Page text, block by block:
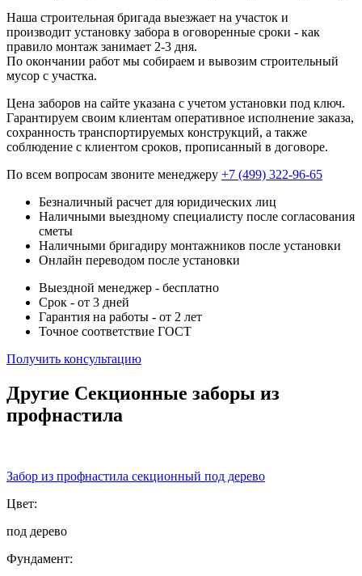
Наша строительная бригада выезжает на участок и
производит установку забора в оговоренные сроки - как
правило монтаж занимает 2-3 дня.
По окончании работ мы собираем и вывозим строительный
мусор с участка.
Цена заборов на сайте указана с учетом установки под ключ.
Гарантируем своим клиентам оперативное исполнение заказа,
сохранность транспортируемых конструкций, а также
соблюдение с клиентом сроков, прописанный в договоре.
По всем вопросам звоните менеджеру +7 (499) 322-96-65
Безналичный расчет для юридических лиц
Наличными выездному специалисту после согласования
сметы
Наличными бригадиру монтажников после установки
Онлайн переводом после установки
Выездной менеджер - бесплатно
Срок - от 3 дней
Гарантия на работы - от 2 лет
Точное соответствие ГОСТ
Получить консультацию
Другие Секционные заборы из
профнастила
Забор из профнастила секционный под дерево
Цвет:
под дерево
Фундамент: